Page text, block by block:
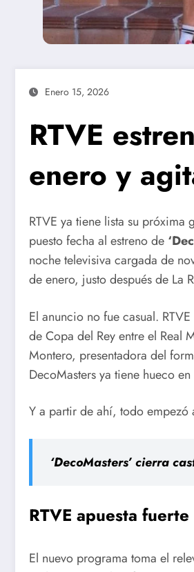
Enero 15, 2026
RTVE
enero y
RTVE ya tiene lista su próxima
puesto fecha al estreno de
noche televisiva cargada de
de enero, justo después de La
El anuncio no fue casual.
de Copa del Rey entre el Real
Montero, presentadora del
DecoMasters ya tiene hueco
Y a partir de ahí, todo empezó
‘DecoMasters’ cierra
RTVE apuesta
El nuevo programa toma el